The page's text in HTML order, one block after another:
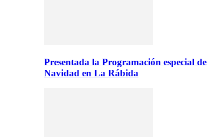
Presentada la Programación especial de
Navidad en La Rábida